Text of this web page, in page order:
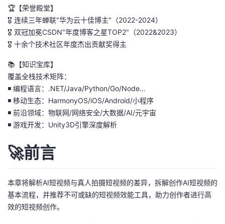
博
客
的
论
我
的
子
我
直
播
的
活
动
我
的
关
注
堂
我
课
程
的
认
证
我
的
实
验
我
的
收
藏
我
的
术
支
持
我
云
声
建
议
🏆【荣誉殿堂】
🎖 连续三年蝉联"华为云十佳博主"（2022-2024）
🎖 双冠加冕CSDN"年度博客之星TOP2"（2022&2023）
🎖 十余个技术社区年度杰出贡献奖得主
📚【知识宝库】
覆盖全栈技术矩阵：
◾ 编程语言：.NET/Java/Python/Go/Node…
◾ 移动生态：HarmonyOS/iOS/Android/小程序
◾ 前沿领域：物联网/网络安全/大数据/AI/元宇宙
◾ 游戏开发：Unity3D引擎深度解析
🚀前言
本章将解析AI短视频与真人拍摄短视频的差异，拆解创作AI短视频的
基本流程，并推荐不可或缺的短视频效能工具，助力创作者进行高
效的短视频创作。